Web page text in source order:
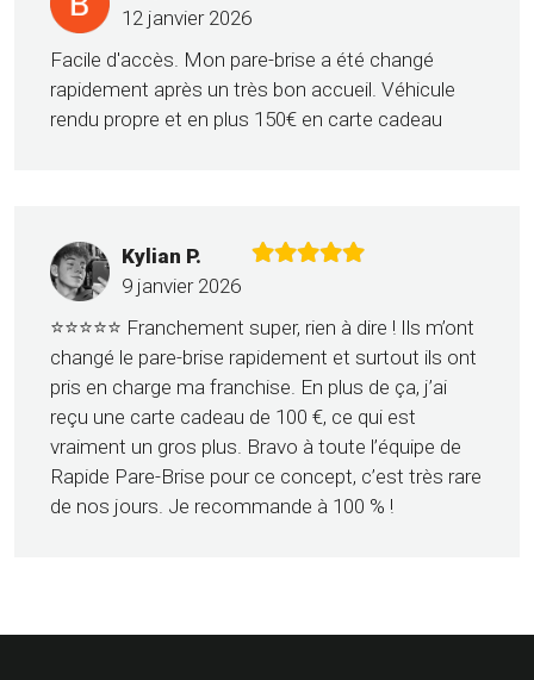
12 janvier 2026
Facile d'accès. Mon pare-brise a été changé
rapidement après un très bon accueil. Véhicule
rendu propre et en plus 150€ en carte cadeau
Kylian P.
9 janvier 2026
⭐⭐⭐⭐⭐ Franchement super, rien à dire ! Ils m’ont
changé le pare-brise rapidement et surtout ils ont
pris en charge ma franchise. En plus de ça, j’ai
reçu une carte cadeau de 100 €, ce qui est
vraiment un gros plus. Bravo à toute l’équipe de
Rapide Pare-Brise pour ce concept, c’est très rare
de nos jours. Je recommande à 100 % !